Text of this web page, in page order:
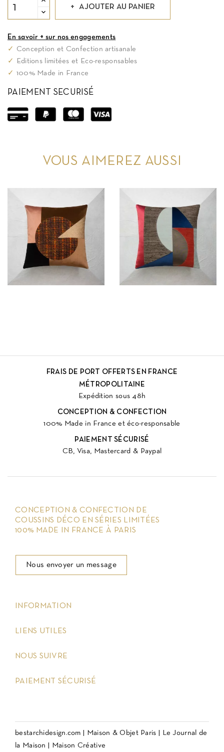
AJOUTER AU PANIER
En savoir + sur nos engagements
✓
Conception et Confection artisanale
✓
Editions limitées et Eco-responsables
✓ 100% Made in France
PAIEMENT SECURISÉ
VOUS AIMEREZ AUSSI
FRAIS DE PORT OFFERTS EN FRANCE
MÉTROPOLITAINE
Expédition sous 48h
CONCEPTION & CONFECTION
100% Made in France et éco-responsable
PAIEMENT SÉCURISÉ
CB, Visa, Mastercard & Paypal
CONCEPTION & CONFECTION DE
COUSSINS DÉCO EN SÉRIES LIMITÉES
100% MADE IN FRANCE À PARIS
Nous envoyer un message
INFORMATION
LIENS UTILES
NOUS SUIVRE
PAIEMENT SÉCURISÉ
bestarchidesign.com Maison & Objet Paris
Le Journal de
la Maison
Maison Créative